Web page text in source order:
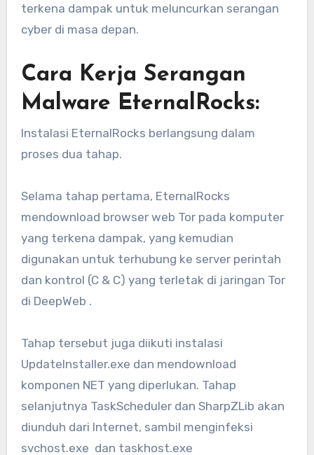
terkena dampak untuk meluncurkan serangan
cyber di masa depan.
Cara Kerja Serangan
Malware EternalRocks:
Instalasi EternalRocks berlangsung dalam
proses dua tahap.
Selama tahap pertama, EternalRocks
mendownload browser web Tor pada komputer
yang terkena dampak, yang kemudian
digunakan untuk terhubung ke server perintah
dan kontrol (C & C) yang terletak di jaringan Tor
di DeepWeb .
Tahap tersebut juga diikuti instalasi
UpdateInstaller.exe dan mendownload
komponen NET yang diperlukan. Tahap
selanjutnya TaskScheduler dan SharpZLib akan
diunduh dari Internet, sambil menginfeksi
svchost.exe dan taskhost.exe